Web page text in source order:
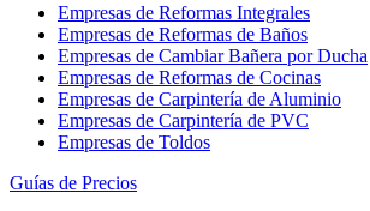
Empresas de Reformas Integrales
Empresas de Reformas de Baños
Empresas de Cambiar Bañera por Ducha
Empresas de Reformas de Cocinas
Empresas de Carpintería de Aluminio
Empresas de Carpintería de PVC
Empresas de Toldos
Guías de Precios